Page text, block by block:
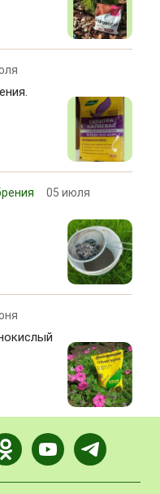
05 июля